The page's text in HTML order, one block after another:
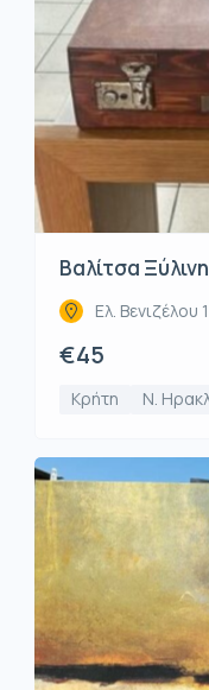
Βαλίτσα
Ελ. Βενιζέλου
€45
Κρήτη Ν.